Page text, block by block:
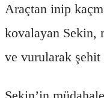
Araçtan inip
kovalayan Sekin,
ve vurularak şehit